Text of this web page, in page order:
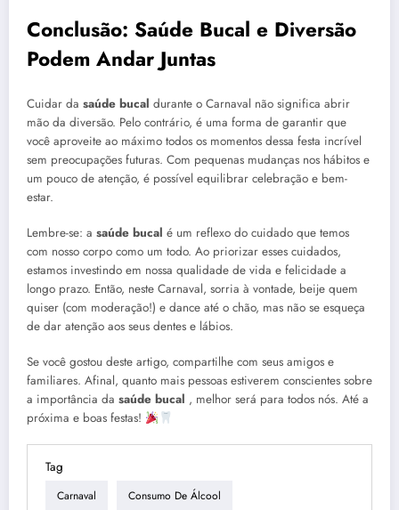
Conclusão: Saúde Bucal e Diversão
Podem Andar Juntas
Cuidar da saúde bucal durante o Carnaval não significa abrir
mão da diversão. Pelo contrário, é uma forma de garantir que
você aproveite ao máximo todos os momentos dessa festa incrível
sem preocupações futuras. Com pequenas mudanças nos hábitos e
um pouco de atenção, é possível equilibrar celebração e bem-
estar.
Lembre-se: a saúde bucal é um reflexo do cuidado que temos
com nosso corpo como um todo. Ao priorizar esses cuidados,
estamos investindo em nossa qualidade de vida e felicidade a
longo prazo. Então, neste Carnaval, sorria à vontade, beije quem
quiser (com moderação!) e dance até o chão, mas não se esqueça
de dar atenção aos seus dentes e lábios.
Se você gostou deste artigo, compartilhe com seus amigos e
familiares. Afinal, quanto mais pessoas estiverem conscientes sobre
a importância da saúde bucal , melhor será para todos nós. Até a
próxima e boas festas!
Tag
Carnaval Consumo De Álcool